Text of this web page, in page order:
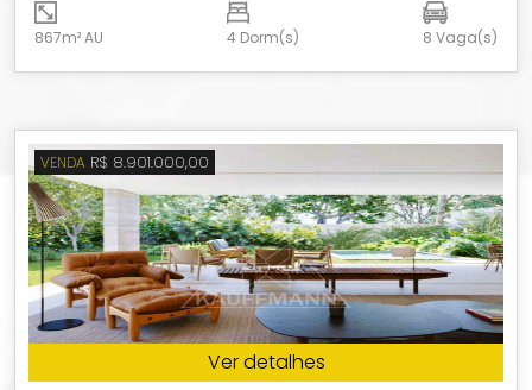
867m² AU 4 Dorm(s) 8 Vaga(s)
VENDA R$ 8.901.000,00
Ver detalhes